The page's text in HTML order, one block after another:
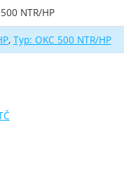
NTR/HP
Typ: OKC 500 NTR/HP